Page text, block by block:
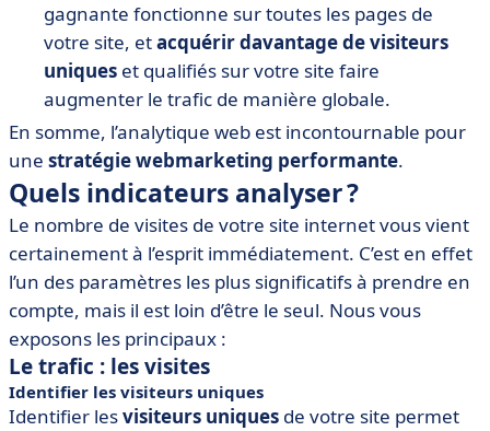
gagnante fonctionne sur toutes les pages de
votre site, etacquérir davantage de visiteurs
uniques et qualifiés sur votre site faire
augmenter le trafic de manière globale.
En somme, l’analytique web est incontournable pour
une stratégie webmarketing performante.
Quels indicateurs analyser ?
Le nombre de visites de votre site internet vous vient
certainement à l’esprit immédiatement. C’est en effet
l’un des paramètres les plus significatifs à prendre en
compte, mais il est loin d’être le seul. Nous vous
exposons les principaux :
Le trafic : les visites
Identifier les visiteurs uniques
Identifier lesvisiteurs uniques de votre site permet